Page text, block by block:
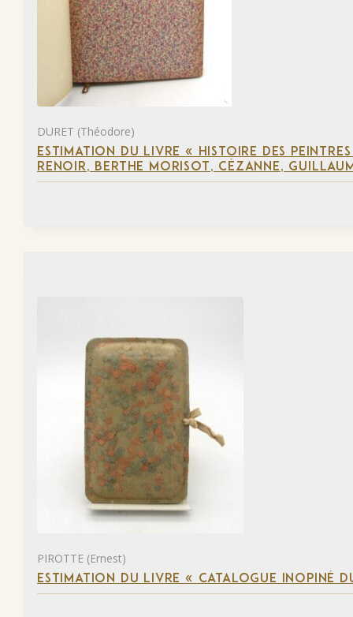
DURET (Théodore)
ESTIMATION DU LIVRE « HISTOIRE DES
RENOIR, BERTHE MORISOT, CÉZANNE,
PIROTTE (Ernest)
ESTIMATION DU LIVRE « CATALOGUE INOPINÉ